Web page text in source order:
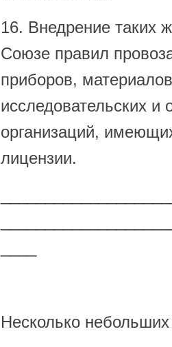
16. Внедрение таких
Союзе правил
приборов,
исследовательских и
организаций,
лицензии.
Несколько